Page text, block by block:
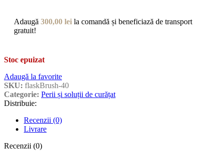
Adaugă 300,00 lei la comandă și beneficiază de transport
gratuit!
Stoc epuizat
Adaugă la favorite
SKU: flaskBrush-40
Categorie: Perii și soluții de curățat
Distribuie:
Recenzii (0)
Livrare
Recenzii (0)